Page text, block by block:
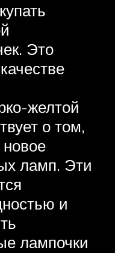
Это
желтой
о том,
новое
ламп. Эти
и
лампочки